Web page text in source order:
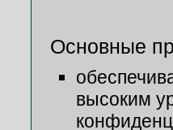
Основные
высоким